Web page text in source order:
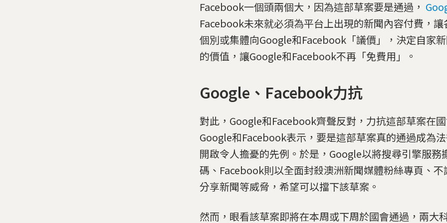
Facebook一個頭兩個大，因為這部草案要是通過，
Facebook未來就必須為平台上出現的新聞內容付費，
個別或集體向Google和Facebook「議價」，決定自家
的價值，讓Google和Facebook不再「免費用」。
Google、Facebook力抗
對此，Google和Facebook齊聲反對，力抗這部草案在
Google和Facebook表示，要是這部草案真的通過成為
開啟令人擔憂的先例。於是，Google以將搜尋引擎服務
碼、Facebook則以全面封殺澳洲新聞媒體粉絲專頁、
分享新聞等威脅，希望可以擋下該草案。
然而，眼看該草案即將在本周或下周於國會通過，兩大